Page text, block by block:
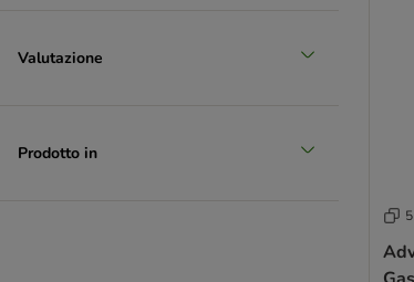
Valutazione
Prodotto in